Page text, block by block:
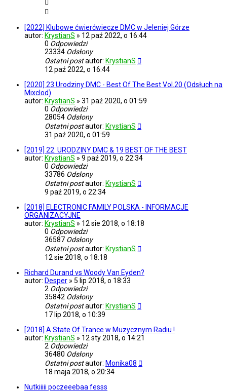
[2022] Klubowe ćwierćwiecze DMC w Jeleniej Górze
autor: KrystianS » 12 paź 2022, o 16:44
0 Odpowiedzi
23334 Odsłony
Ostatni postautor: KrystianS
12 paź 2022, o 16:44
[2020] 23 Urodziny DMC - Best Of The Best Vol.20 (Odsłuch na
Mixclod)
autor: KrystianS » 31 paź 2020, o 01:59
0 Odpowiedzi
28054 Odsłony
Ostatni postautor: KrystianS
31 paź 2020, o 01:59
[2019] 22. URODZINY DMC & 19 BEST OF THE BEST
autor: KrystianS » 9 paź 2019, o 22:34
0 Odpowiedzi
33786 Odsłony
Ostatni postautor: KrystianS
9 paź 2019, o 22:34
[2018] ELECTRONIC FAMILY POLSKA - INFORMACJE
ORGANIZACYJNE
autor: KrystianS » 12 sie 2018, o 18:18
0 Odpowiedzi
36587 Odsłony
Ostatni postautor: KrystianS
12 sie 2018, o 18:18
Richard Durand vs Woody Van Eyden?
autor: Desper » 5 lip 2018, o 18:33
2 Odpowiedzi
35842 Odsłony
Ostatni postautor: KrystianS
17 lip 2018, o 10:39
[2018] A State Of Trance w Muzycznym Radiu !
autor: KrystianS » 12 sty 2018, o 14:21
2 Odpowiedzi
36480 Odsłony
Ostatni postautor: Monika08
18 maja 2018, o 20:34
Nutkiiiii poczeeebaa fesss